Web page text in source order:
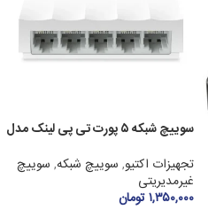
سوییچ شبکه ۵ پورت تی پی لینک مدل
تجهیزات اکتیو, سوییچ شبکه, سوییچ
غیرمدیریتی
۱,۳۵۰,۰۰۰تومان